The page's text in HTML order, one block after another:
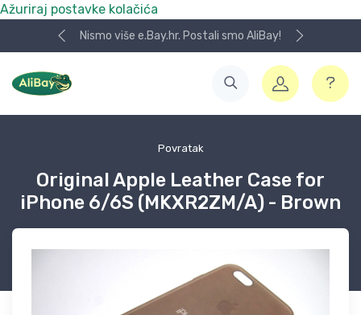
Ažuriraj postavke kolačića
Nismo više e.Bay.hr. Postali smo AliBay!
Povratak
Original Apple Leather Case for
iPhone 6/6S (MKXR2ZM/A) - Brown